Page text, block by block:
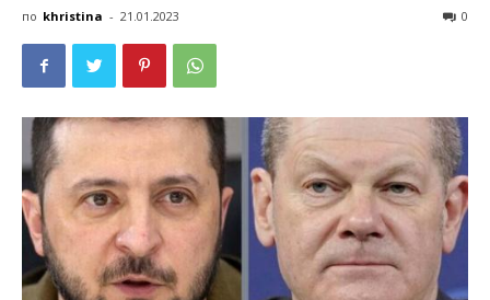
по khristina - 21.01.2023 0